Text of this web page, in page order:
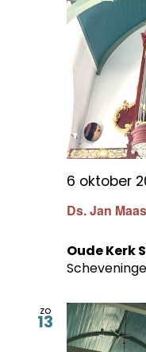
Ds. Jan
6 oktober
Oude Kerk
zo
13